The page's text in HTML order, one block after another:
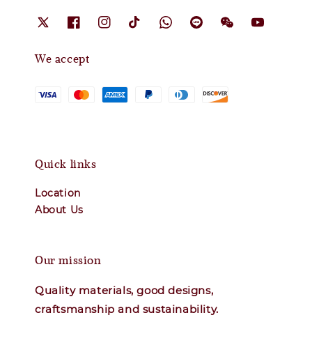
We accept
Quick links
Location
About Us
Our mission
Quality materials, good designs,
craftsmanship and sustainability.